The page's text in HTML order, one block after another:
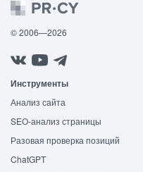
© 2006—2026
Инструменты
Анализ сайта
SEO-анализ страницы
Разовая проверка позиций
ChatGPT